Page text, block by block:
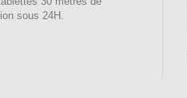
sous 24H.